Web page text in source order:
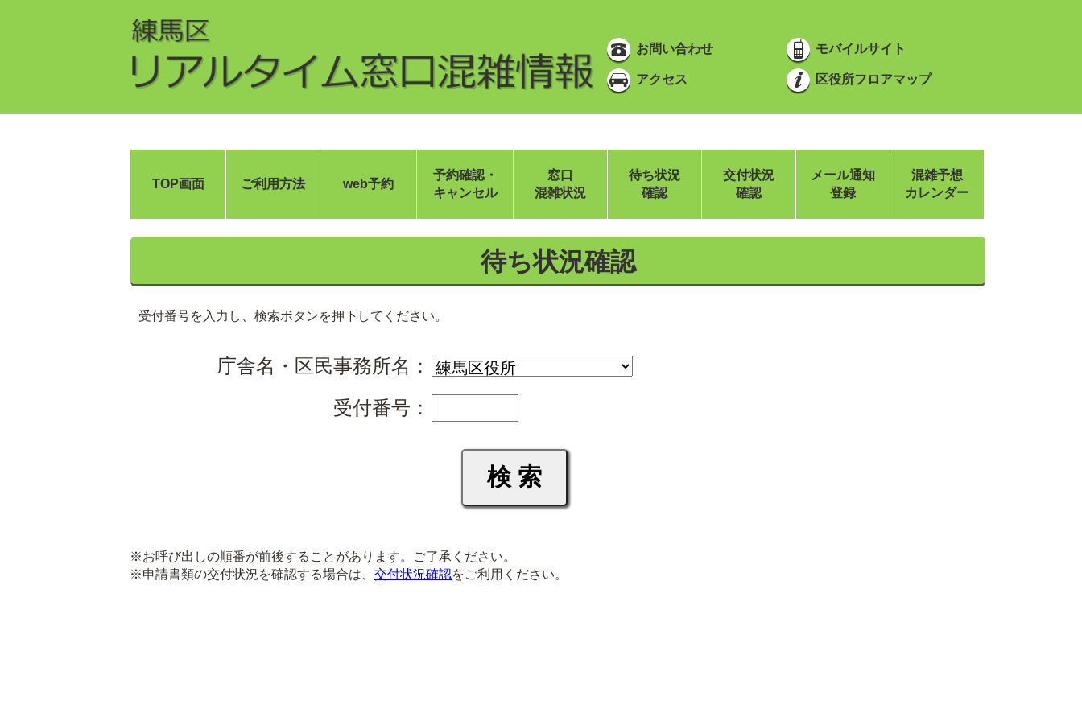
お問い合わせ モバイルサイト
アクセス 区役所フロアマップ
TOP画面 ご利用方法 web予約
予約確認・
キャンセル
窓口
混雑状況
待ち状況
確認
交付状況
確認
メール通知
登録
混雑予想
カレンダー
待ち状況確認
受付番号を入力し、検索ボタンを押下してください。
庁舎名・区民事務所名：
受付番号：
※お呼び出しの順番が前後することがあります。ご了承ください。
※申請書類の交付状況を確認する場合は、 交付状況確認をご利用ください。